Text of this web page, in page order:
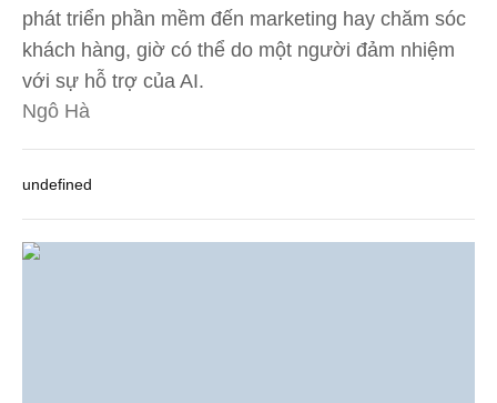
phát triển phần mềm đến marketing hay chăm sóc
khách hàng, giờ có thể do một người đảm nhiệm
với sự hỗ trợ của AI.
Ngô Hà
undefined